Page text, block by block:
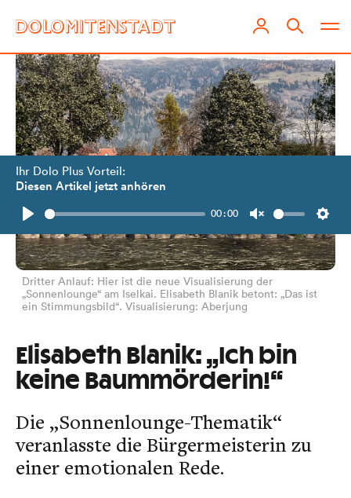
Ihr Dolo Plus Vorteil:
Diesen Artikel jetzt anhören
Play
00:00
Unmute
Dritter Anlauf: Hier ist die neue Visualisierung der
„Sonnenlounge“ am Iselkai. Elisabeth Blanik betont: „Das ist
ein Stimmungsbild“. Visualisierung: Aberjung
Elisabeth Blanik: „Ich bin
keine Baummörderin!“
Die „Sonnenlounge-Thematik“
veranlasste die Bürgermeisterin zu
einer emotionalen Rede.